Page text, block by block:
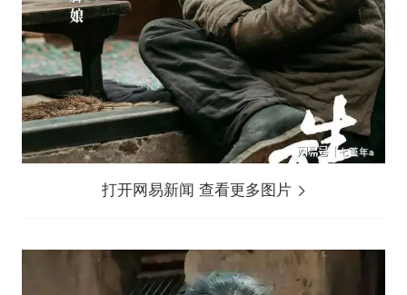
打开网易新闻 查看更多图片